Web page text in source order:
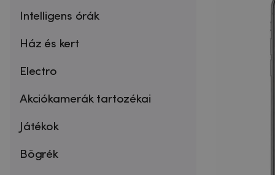
Intelligens órák
Ház és kert
Electro
Akciókamerák tartozékai
Játékok
Bögrék